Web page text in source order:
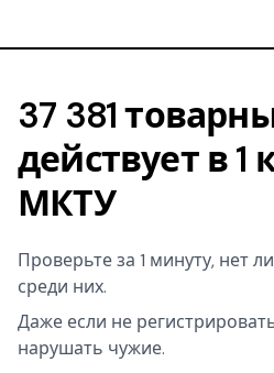
37 381
действует в 1
МКТУ
Проверьте за 1 минуту, нет
среди них.
Даже если не
нарушать чужие.